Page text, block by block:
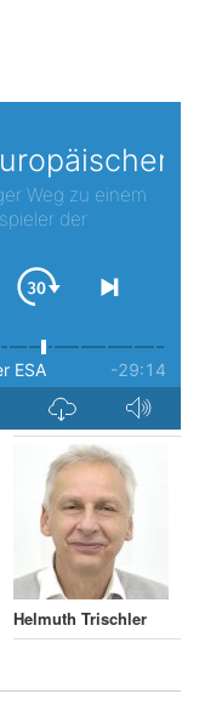
Helmuth Trischler